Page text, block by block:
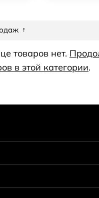
товаров нет.
в этой категории.